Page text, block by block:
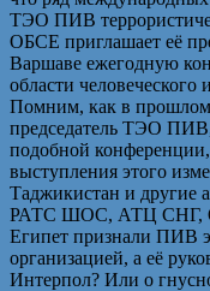
ТЭО ПИВ
ОБСЕ приглашает её
Варшаве ежегодную
области человеческого
Помним, как в
председатель ТЭО ПИВ,
подобной
выступления этого
Таджикистан и другие
РАТС ШОС, АТЦ СНГ,
Египет признали ПИВ
организацией, а её
Интерпол? Или о